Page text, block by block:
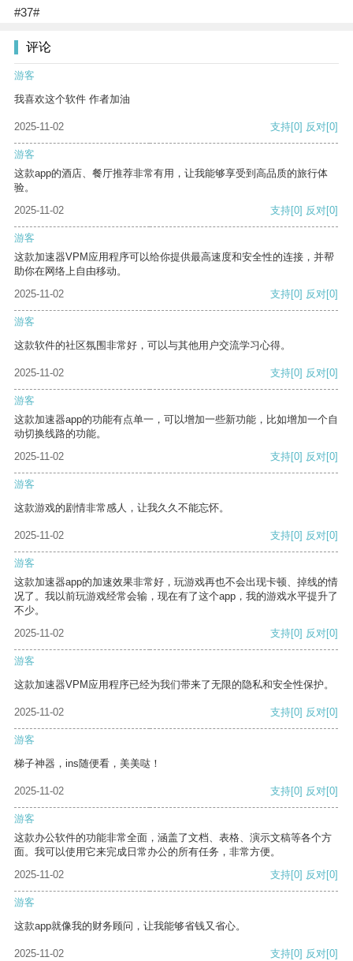
#37#
评论
游客
我喜欢这个软件 作者加油
2025-11-02 支持[0] 反对[0]
游客
这款app的酒店、餐厅推荐非常有用，让我能够享受到高品质的旅行体
验。
2025-11-02
支持[0] 反对[0]
游客
这款加速器VPM应用程序可以给你提供最高速度和安全性的连接，并帮
助你在网络上自由移动。
2025-11-02
支持[0] 反对[0]
游客
这款软件的社区氛围非常好，可以与其他用户交流学习心得。
2025-11-02 支持[0] 反对[0]
游客
这款加速器app的功能有点单一，可以增加一些新功能，比如增加一个自
动切换线路的功能。
2025-11-02
支持[0] 反对[0]
游客
这款游戏的剧情非常感人，让我久久不能忘怀。
2025-11-02 支持[0] 反对[0]
游客
这款加速器app的加速效果非常好，玩游戏再也不会出现卡顿、掉线的情
况了。我以前玩游戏经常会输，现在有了这个app，我的游戏水平提升了
不少。
2025-11-02
支持[0] 反对[0]
游客
这款加速器VPM应用程序已经为我们带来了无限的隐私和安全性保护。
2025-11-02 支持[0] 反对[0]
游客
梯子神器，ins随便看，美美哒！
2025-11-02 支持[0] 反对[0]
游客
这款办公软件的功能非常全面，涵盖了文档、表格、演示文稿等各个方
面。我可以使用它来完成日常办公的所有任务，非常方便。
2025-11-02
支持[0] 反对[0]
游客
这款app就像我的财务顾问，让我能够省钱又省心。
2025-11-02 支持[0] 反对[0]